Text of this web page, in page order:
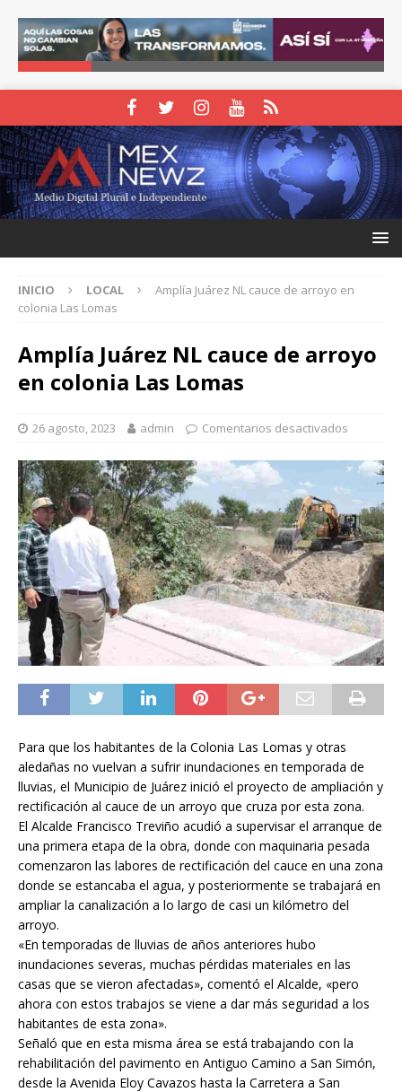
INICIO LOCAL
Amplía Juárez NL cauce de arroyo en
colonia Las Lomas
Amplía Juárez NL cauce de arroyo
en colonia Las Lomas
26 agosto, 2023 admin Comentarios desactivados
Para que los habitantes de la Colonia Las Lomas y otras
aledañas no vuelvan a sufrir inundaciones en temporada de
lluvias, el Municipio de Juárez inició el proyecto de ampliación y
rectificación al cauce de un arroyo que cruza por esta zona.
El Alcalde Francisco Treviño acudió a supervisar el arranque de
una primera etapa de la obra, donde con maquinaria pesada
comenzaron las labores de rectificación del cauce en una zona
donde se estancaba el agua, y posteriormente se trabajará en
ampliar la canalización a lo largo de casi un kilómetro del
arroyo.
«En temporadas de lluvias de años anteriores hubo
inundaciones severas, muchas pérdidas materiales en las
casas que se vieron afectadas», comentó el Alcalde, «pero
ahora con estos trabajos se viene a dar más seguridad a los
habitantes de esta zona».
Señaló que en esta misma área se está trabajando con la
rehabilitación del pavimento en Antiguo Camino a San Simón,
desde la Avenida Eloy Cavazos hasta la Carretera a San